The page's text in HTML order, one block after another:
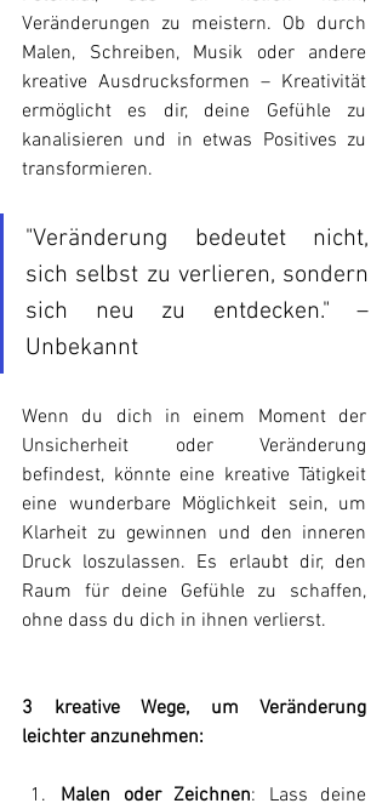
Veränderungen zu meistern. Ob durch
Malen, Schreiben, Musik oder andere
kreative Ausdrucksformen – Kreativität
ermöglicht es dir, deine Gefühle zu
kanalisieren und in etwas Positives zu
transformieren.
"Veränderung bedeutet nicht,
sich selbst zu verlieren, sondern
sich neu zu entdecken." –
Unbekannt
Wenn du dich in einem Moment der
Unsicherheit oder Veränderung
befindest, könnte eine kreative Tätigkeit
eine wunderbare Möglichkeit sein, um
Klarheit zu gewinnen und den inneren
Druck loszulassen. Es erlaubt dir, den
Raum für deine Gefühle zu schaffen,
ohne dass du dich in ihnen verlierst.
3 kreative Wege, um Veränderung
leichter anzunehmen:
Malen oder Zeichnen: Lass deine